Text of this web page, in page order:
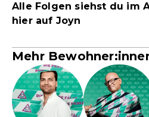
Alle Folgen siehst du im
hier auf Joyn
Mehr